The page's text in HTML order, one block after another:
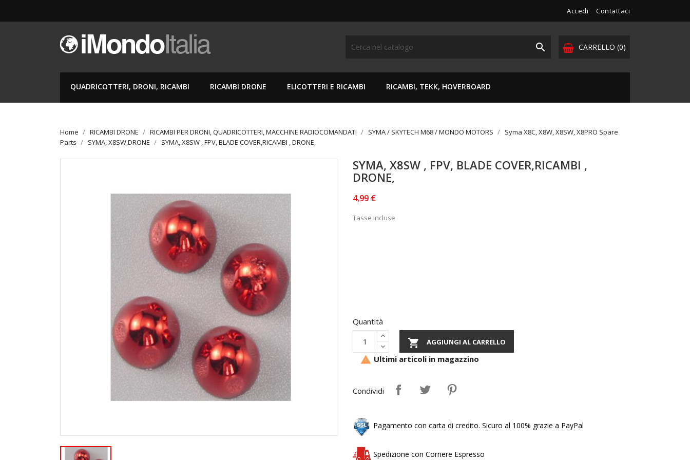
Accedi Contattaci
CARRELLO (0)

QUADRICOTTERI, DRONI, RICAMBI RICAMBI DRONE ELICOTTERI E RICAMBI RICAMBI, TEKK, HOVERBOARD
Home RICAMBI DRONE RICAMBI PER DRONI, QUADRICOTTERI, MACCHINE RADIOCOMANDATI SYMA / SKYTECH M68 / MONDO MOTORS
Syma X8C, X8W, X8SW, X8PRO Spare
Parts
SYMA, X8SW,DRONE SYMA, X8SW , FPV, BLADE COVER,RICAMBI , DRONE,
SYMA, X8SW , FPV, BLADE COVER,RICAMBI ,
DRONE,
4,99 €
Tasse incluse
Quantità
 AGGIUNGI AL CARRELLO
 Ultimi articoli in magazzino
Condividi
Pagamento con carta di credito. Sicuro al 100% grazie a PayPal
Spedizione con Corriere Espresso